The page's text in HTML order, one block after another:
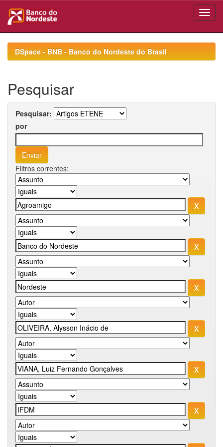
navigationDSpace - BNB - Banco do Nordeste do Brasil
Pesquisar
Pesquisar:
por
Filtros correntes: